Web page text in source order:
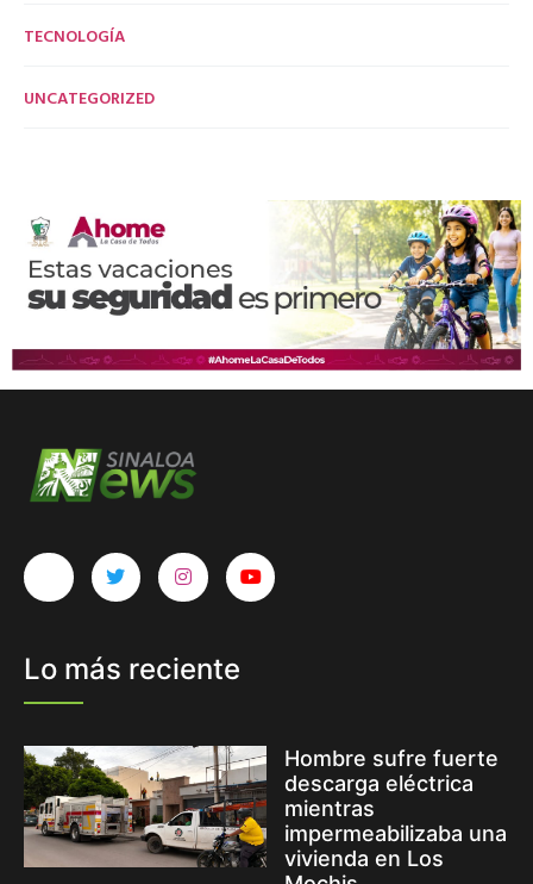
TECNOLOGÍA
UNCATEGORIZED
Lo más reciente
Hombre sufre fuerte
descarga eléctrica
mientras
impermeabilizaba una
vivienda en Los